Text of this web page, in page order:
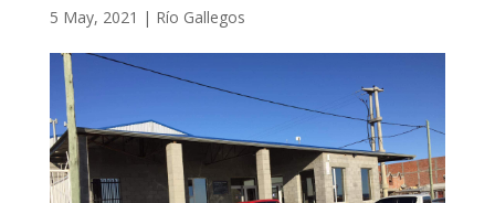
5 May, 2021 | Río Gallegos